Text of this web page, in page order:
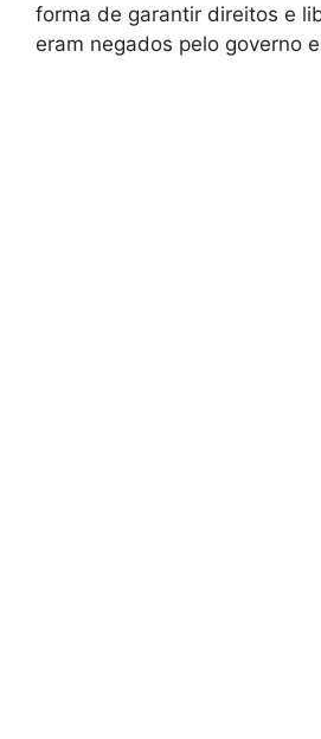
forma de garantir direitos e
eram negados pelo governo